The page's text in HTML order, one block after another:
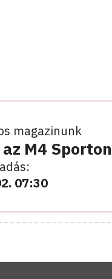
magazinunk
M4 Sporton
07:30